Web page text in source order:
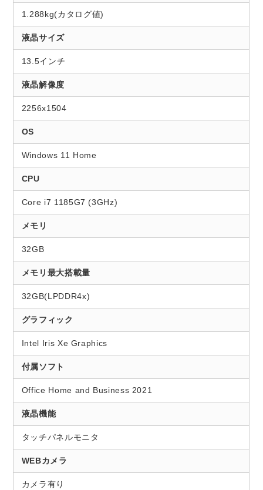
1.288kg(カタログ値)
液晶サイズ
13.5インチ
液晶解像度
2256x1504
OS
Windows 11 Home
CPU
Core i7 1185G7 (3GHz)
メモリ
32GB
メモリ最大搭載量
32GB(LPDDR4x)
グラフィック
Intel Iris Xe Graphics
付属ソフト
Office Home and Business 2021
液晶機能
タッチパネルモニタ
WEBカメラ
カメラ有り